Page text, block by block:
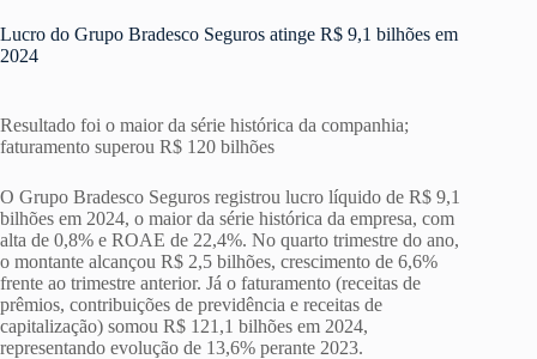
Lucro do Grupo Bradesco Seguros atinge R$ 9,1 bilhões em
2024
Resultado foi o maior da série histórica da companhia;
faturamento superou R$ 120 bilhões
O Grupo Bradesco Seguros registrou lucro líquido de R$ 9,1
bilhões em 2024, o maior da série histórica da empresa, com
alta de 0,8% e ROAE de 22,4%. No quarto trimestre do ano,
o montante alcançou R$ 2,5 bilhões, crescimento de 6,6%
frente ao trimestre anterior. Já o faturamento (receitas de
prêmios, contribuições de previdência e receitas de
capitalização) somou R$ 121,1 bilhões em 2024,
representando evolução de 13,6% perante 2023.